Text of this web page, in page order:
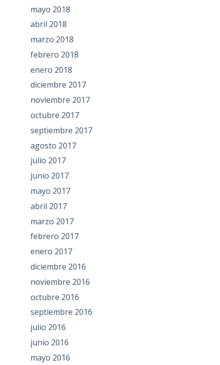
mayo 2018
abril 2018
marzo 2018
febrero 2018
enero 2018
diciembre 2017
noviembre 2017
octubre 2017
septiembre 2017
agosto 2017
julio 2017
junio 2017
mayo 2017
abril 2017
marzo 2017
febrero 2017
enero 2017
diciembre 2016
noviembre 2016
octubre 2016
septiembre 2016
julio 2016
junio 2016
mayo 2016